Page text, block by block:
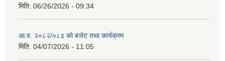
मिति: 06/26/2026 - 09:34
आ.व. २०८२/०८३ को बजेट तथा कार्यक्रम
मिति: 04/07/2026 - 11:05